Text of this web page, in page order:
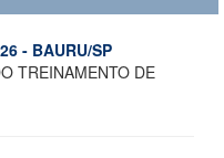
- BAURU/SP
TREINAMENTO DE